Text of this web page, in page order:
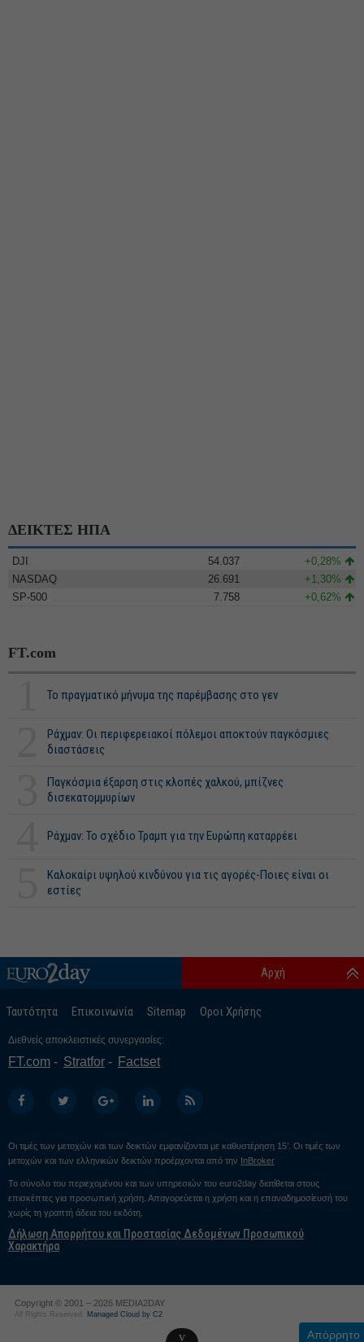
ΔΕΙΚΤΕΣ ΗΠΑ
DJI 54.037
+0,28%
NASDAQ
26.691
+1,30%
SP-500
7.758 +0,62%
FT.com
Το πραγματικό μήνυμα της παρέμβασης στο γεν
Ράχμαν: Οι περιφερειακοί πόλεμοι αποκτούν παγκόσμιες
διαστάσεις
Παγκόσμια έξαρση στις κλοπές χαλκού, μπίζνες
δισεκατομμυρίων
Ράχμαν: Το σχέδιο Τραμπ για την Ευρώπη καταρρέει
Καλοκαίρι υψηλού κινδύνου για τις αγορές-Ποιες είναι οι
εστίες
Ταυτότητα Επικοινωνία Sitemap Οροι Χρήσης
Αρχή
Διεθνείς αποκλειστικές συνεργασίες:
FT.com Stratfor Factset
Οι τιμές των μετοχών και των δεικτών εμφανίζονται με καθυστέρηση 15’. Οι τιμές των
μετοχών και των ελληνικών δεικτών προέρχονται από την InBroker
Το σύνολο του περιεχομένου και των υπηρεσιών του euro2day διατίθεται στους
επισκέπτες για προσωπική χρήση. Απαγορεύεται η χρήση και η επαναδημοσίευσή του
χωρίς τη γραπτή άδεια του εκδότη.
Δήλωση Απορρήτου και Προστασίας Δεδομένων Προσωπικού
Χαρακτήρα
Copyright © 2001 – 2026 MEDIA2DAY
All Rights Reserved. Managed Cloud by C2
v Απόρρητο